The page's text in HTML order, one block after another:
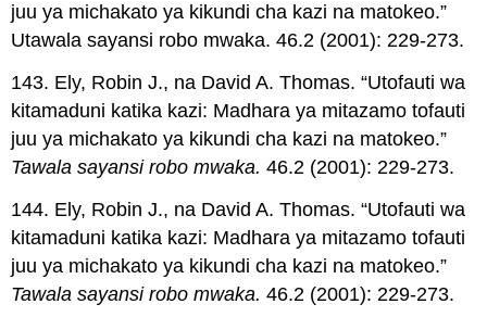
juu ya michakato ya kikundi cha kazi na matokeo.”
Utawala sayansi robo mwaka. 46.2 (2001): 229-273.
143. Ely, Robin J., na David A. Thomas. “Utofauti wa
kitamaduni katika kazi: Madhara ya mitazamo tofauti
juu ya michakato ya kikundi cha kazi na matokeo.”
Tawala sayansi robo mwaka.46.2 (2001): 229-273.
144. Ely, Robin J., na David A. Thomas. “Utofauti wa
kitamaduni katika kazi: Madhara ya mitazamo tofauti
juu ya michakato ya kikundi cha kazi na matokeo.”
Tawala sayansi robo mwaka.46.2 (2001): 229-273.